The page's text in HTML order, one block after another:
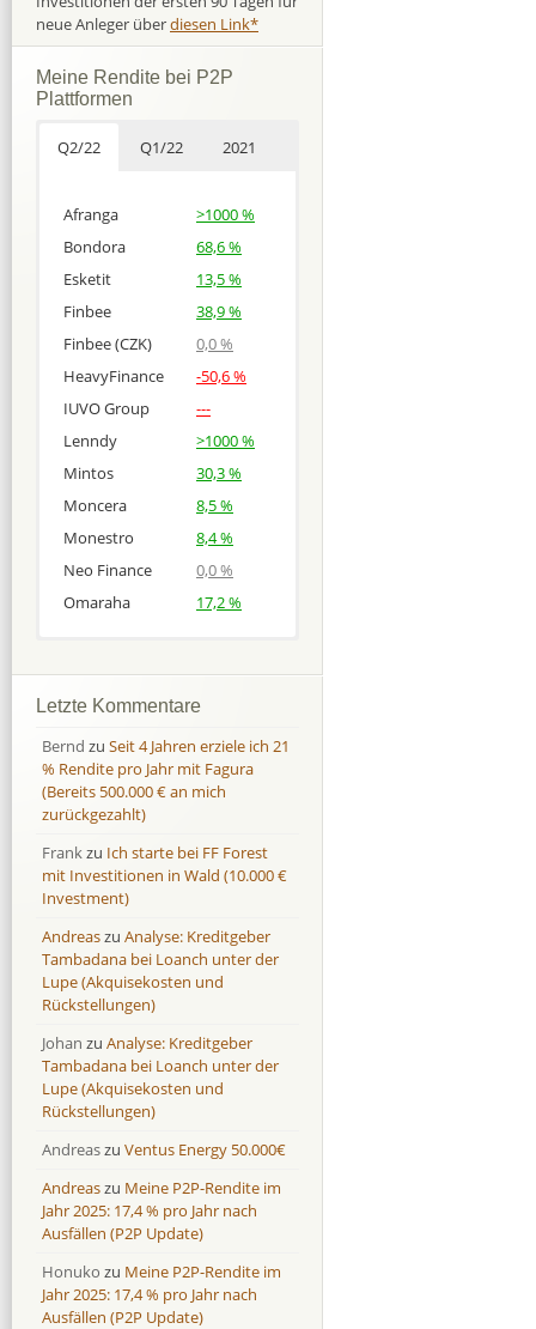
neue Anleger überdiesen Link*
Meine Rendite bei P2P
Plattformen
Q2/22 Q1/22 2021
Afranga
>1000 %
Bondora
68,6 %
Esketit
13,5 %
Finbee
38,9 %
Finbee (CZK)
0,0 %
HeavyFinance
-50,6 %
IUVO Group
---
Lenndy
>1000 %
Mintos
30,3 %
Moncera
8,5 %
Monestro
8,4 %
Neo Finance
0,0 %
Omaraha
17,2 %
Bondora
Finbee
43,2%
Finbee (CZK)
0,0 %
HeavyFinance
IUVO Group
-32,2 %
Lenndy
-314,6 %
Moncera
8,0 %
Monestro
9,1 %
Neo Finance
Omaraha
16,4 %
Bondora
Finbee
35,2%
Finbee (CZK)
0,0 %
HeavyFinance
IUVO Group
-55,0 %
Lenndy
146,5 %
Moncera
11,1 %
Monestro
>1000%
Neo Finance
Omaraha
18,0 %
Letzte Kommentare
Bernd zu Seit 4 Jahren erziele ich 21
% Rendite pro Jahr mit Fagura
(Bereits 500.000 € an mich
zurückgezahlt)
Frankzu Ich starte bei FF Forest
mit Investitionen in Wald (10.000 €
Investment)
Andreaszu Analyse: Kreditgeber
Tambadana bei Loanch unter der
Lupe (Akquisekosten und
Rückstellungen)
Johan zu Analyse: Kreditgeber
Tambadana bei Loanch unter der
Lupe (Akquisekosten und
Rückstellungen)
Andreaszu Ventus Energy 50.000€
Andreaszu Meine P2P-Rendite im
Jahr 2025: 17,4 % pro Jahr nach
Ausfällen (P2P Update)
Honuko zu Meine P2P-Rendite im
Jahr 2025: 17,4 % pro Jahr nach
Ausfällen (P2P Update)